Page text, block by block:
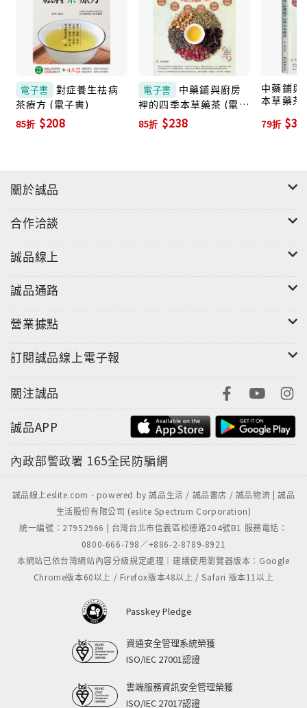
電子書
對症養生祛病
茶療方 (電子書)
85折 $208
電子書
中藥鋪與廚房
裡的四季本草藥茶 (電子
書)
85折 $238
中藥鋪與
本草藥茶
79折
關於誠品
合作洽談
誠品線上
誠品通路
營業據點
訂閱誠品線上電子報
關注誠品
誠品APP
內政部警政署 165全民防騙網
誠品線上eslite.com - powered by 誠品生活 / 誠品書店 / 誠品物流 | 誠品
生活股份有限公司 (eslite Spectrum Corporation)
統一編號：27952966 | 台灣台北市信義區松德路204號B1 服務電話：
0800-666-798／+886-2-8789-8921
本網站已依台灣網站內容分級規定處理｜建議使用瀏覽器版本：Google
Chrome版本60以上 / Firefox版本48以上 / Safari 版本11以上
Passkey Pledge
資通安全管理系統榮獲
ISO/IEC 27001認證
雲端服務資訊安全管理榮獲
ISO/IEC 27017認證